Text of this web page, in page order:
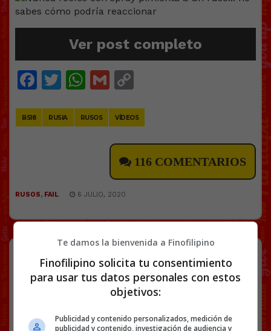
Ver post completo
Facebook
Twitter
WhatsApp
Gmail
BS18 RUSIA RUSOS VÍDEOS
116 COMENTARIOS
RUSOS, FAIL 6 JULIO, 2020
Pero cómo que la expedientan…
deberían ascenderla por alegrarle el
día a los pacientes
Cuando le llamaron la atención, ella dijo que no se
había dado cuenta de que el traje se
transparentaba.
Te damos la bienvenida a Finofilipino
Finofilipino solicita tu consentimiento
para usar tus datos personales con estos
objetivos:
Publicidad y contenido personalizados, medición de
publicidad y contenido, investigación de audiencia y